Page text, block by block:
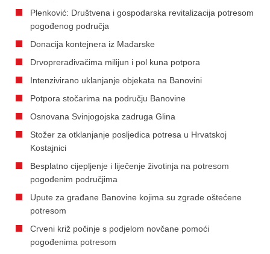
Plenković: Društvena i gospodarska revitalizacija potresom
pogođenog područja
Donacija kontejnera iz Mađarske
Drvoprerađivačima milijun i pol kuna potpora
Intenzivirano uklanjanje objekata na Banovini
Potpora stočarima na području Banovine
Osnovana Svinjogojska zadruga Glina
Stožer za otklanjanje posljedica potresa u Hrvatskoj
Kostajnici
Besplatno cijepljenje i liječenje životinja na potresom
pogođenim područjima
Upute za građane Banovine kojima su zgrade oštećene
potresom
Crveni križ počinje s podjelom novčane pomoći
pogođenima potresom